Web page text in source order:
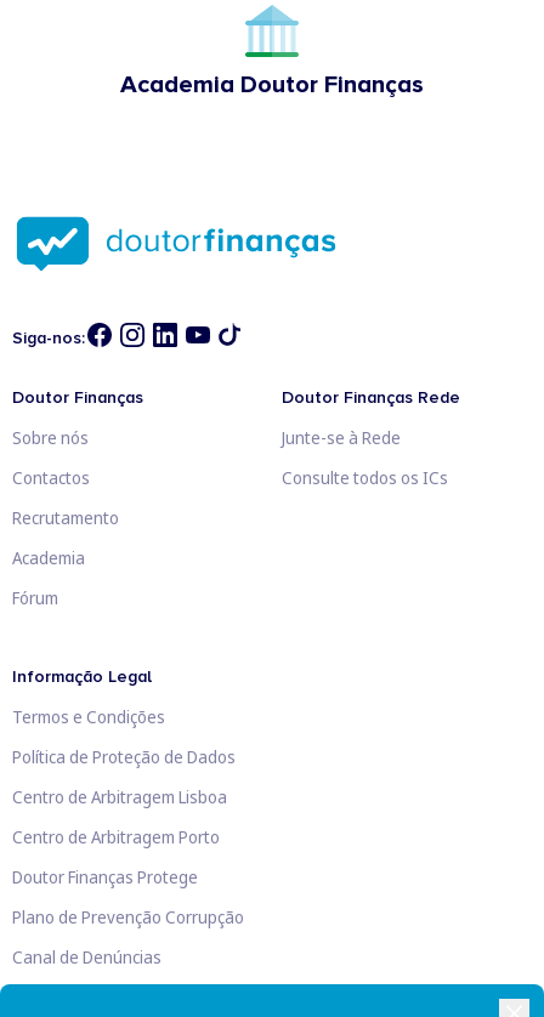
Academia Doutor Finanças
Siga-nos:
Doutor Finanças
Sobre nós
Contactos
Recrutamento
Academia
Fórum
Doutor Finanças Rede
Junte-se à Rede
Consulte todos os ICs
Informação Legal
Termos e Condições
Política de Proteção de Dados
Centro de Arbitragem Lisboa
Centro de Arbitragem Porto
Doutor Finanças Protege
Plano de Prevenção Corrupção
Canal de Denúncias